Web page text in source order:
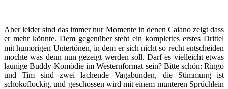
Aber leider sind das immer nur Momente in denen Caiano zeigt dass
er mehr könnte. Dem gegenüber steht ein komplettes erstes Drittel
mit humorigen Untertönen, in dem er sich nicht so recht entscheiden
mochte was denn nun gezeigt werden soll. Darf es vielleicht etwas
launige Buddy-Komödie im Westernformat sein? Bitte schön: Ringo
und Tim sind zwei lachende Vagabunden, die Stimmung ist
schokoflockig, und geschossen wird mit einem munteren Sprüchlein